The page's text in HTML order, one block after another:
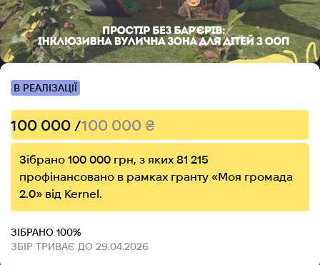
В РЕАЛІЗАЦІЇ
100 000 /100 000 ₴
Зібрано 100 000 грн, з яких 81 215
профінансовано в рамках гранту «Моя громада
2.0» від Kernel.
ЗІБРАНО 100%
ЗБІР ТРИВАЄ ДО 29.04.2026